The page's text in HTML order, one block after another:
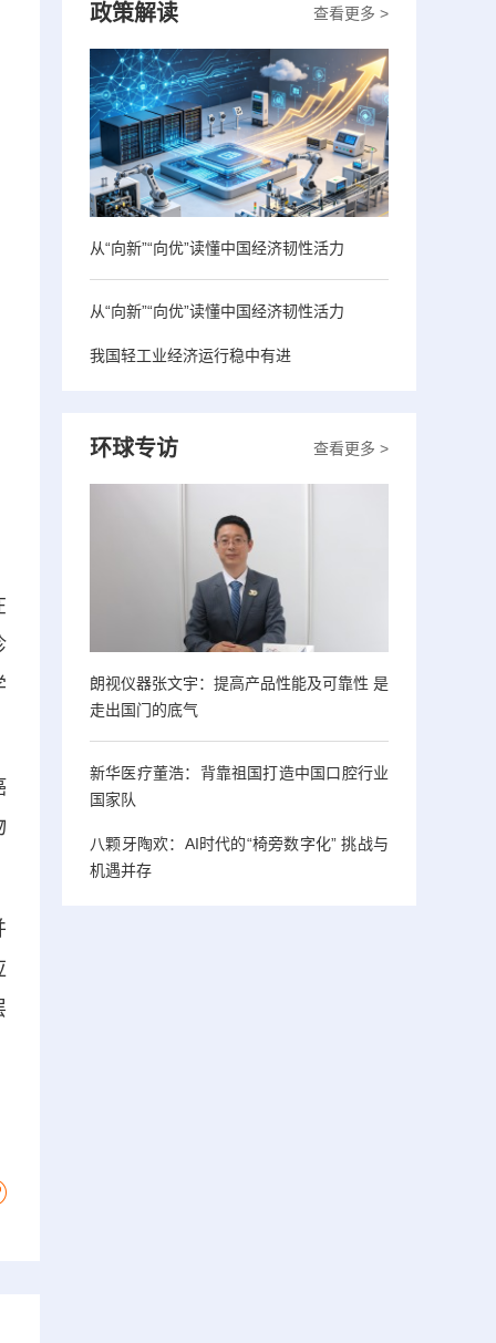
查看更多 >
政策解读
从“向新”“向优”读懂中国经济韧性活力
从“向新”“向优”读懂中国经济韧性活力
我国轻工业经济运行稳中有进
查看更多 >
环球专访
朗视仪器张文宇：提高产品性能及可靠性 是
走出国门的底气
新华医疗董浩：背靠祖国打造中国口腔行业
国家队
八颗牙陶欢：AI时代的“椅旁数字化” 挑战与
机遇并存